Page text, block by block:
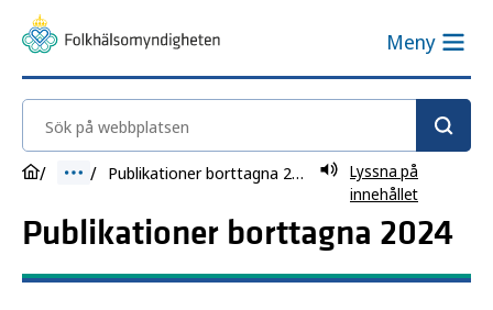
Meny
Sök på webbplatsen
Publikationer borttagna 2024
Lyssna på
innehållet
Publikationer borttagna 2024